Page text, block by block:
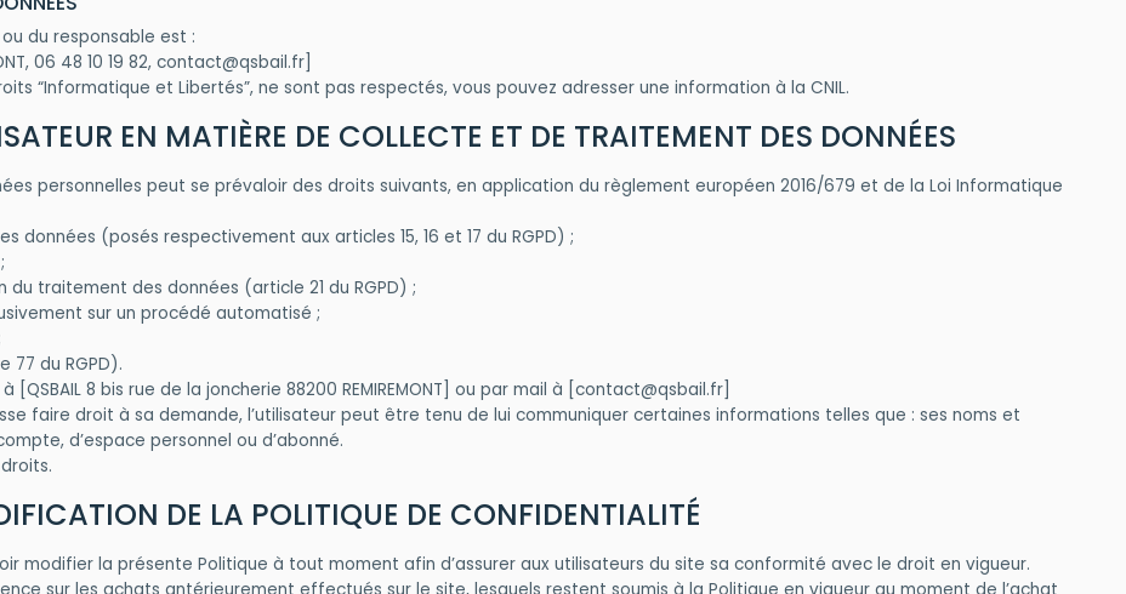
du responsable est :
06 48 10 19 82, contact@qsbail.fr]
“Informatique et Libertés”, ne sont pas respectés, vous pouvez adresser une information à la CNIL.
EN MATIÈRE DE COLLECTE ET DE TRAITEMENT DES DONNÉES
personnelles peut se prévaloir des droits suivants, en application du règlement européen 2016/679 et de la Loi Informatique
(posés respectivement aux articles 15, 16 et 17 du RGPD) ;
traitement des données (article 21 du RGPD) ;
sur un procédé automatisé ;
du RGPD).
8 bis rue de la jon­cherie 88200 RE­MI­RE­MONT] ou par mail à [contact@qsbail.fr]
faire droit à sa demande, l’utilisateur peut être tenu de lui communiquer certaines informations telles que : ses noms et
d’espace personnel ou d’abonné.
DE LA POLITIQUE DE CONFIDENTIALITÉ
modifier la présente Politique à tout moment afin d’assurer aux utilisateurs du site sa conformité avec le droit en vigueur.